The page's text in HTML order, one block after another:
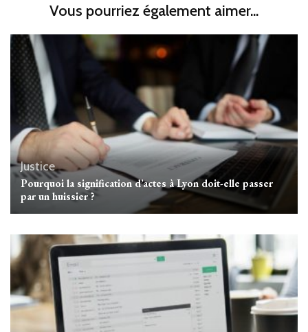
Vous pourriez également aimer...
Justice
Pourquoi la signification d’actes à Lyon doit-elle passer
par un huissier ?